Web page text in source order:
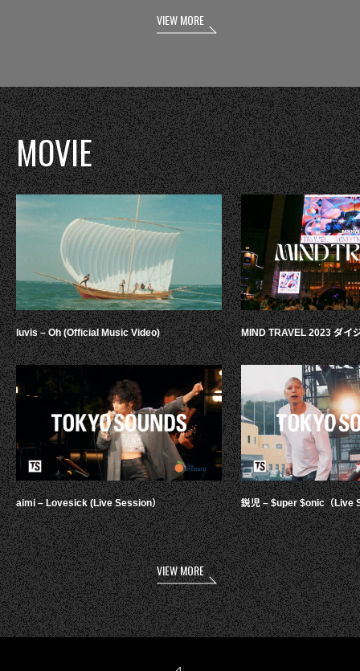
VIEW MORE
MOVIE
luvis – Oh (Official Music Video)
aimi – Lovesick (Live Session）
MIND TRAVEL 2023 ダイ
鋭児 – $uper $onic（Live
VIEW MORE